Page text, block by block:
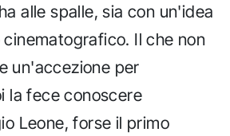
alle spalle, sia con un'idea
Il che non
un'accezione per
la fece conoscere
Leone, forse il primo